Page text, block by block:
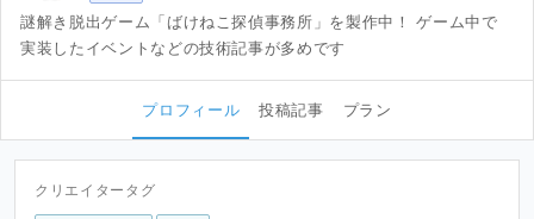
謎解き脱出ゲーム「ばけねこ探偵事務所」を製作中！ ゲーム中で
実装したイベントなどの技術記事が多めです
プロフィール 投稿記事 プラン
クリエイタータグ